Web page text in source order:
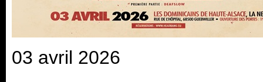
03 avril 2026